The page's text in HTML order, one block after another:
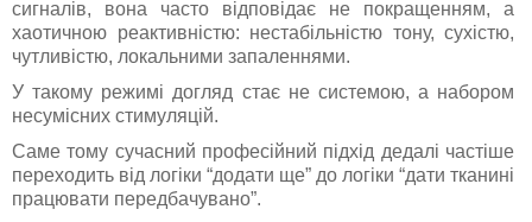
сигналів, вона часто відповідає не покращенням, а
хаотичною реактивністю: нестабільністю тону, сухістю,
чутливістю, локальними запаленнями.
У такому режимі догляд стає не системою, а набором
несумісних стимуляцій.
Саме тому сучасний професійний підхід дедалі частіше
переходить від логіки “додати ще” до логіки “дати тканині
працювати передбачувано”.